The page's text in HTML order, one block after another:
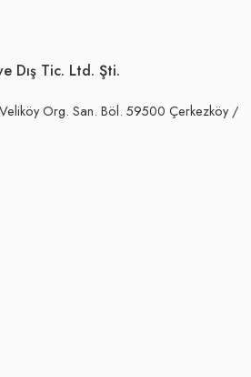
Dış Tic. Ltd. Şti.
Org. San. Böl. 59500 Çerkezköy /